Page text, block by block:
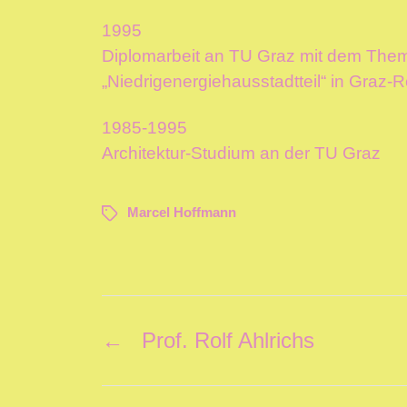
1995
Diplomarbeit an TU Graz mit dem
„Niedrigenergiehausstadtteil“ in Graz-
1985-1995
Architektur-Studium an der TU Graz
Marcel Hoffmann
← Prof. Rolf Ahlrichs